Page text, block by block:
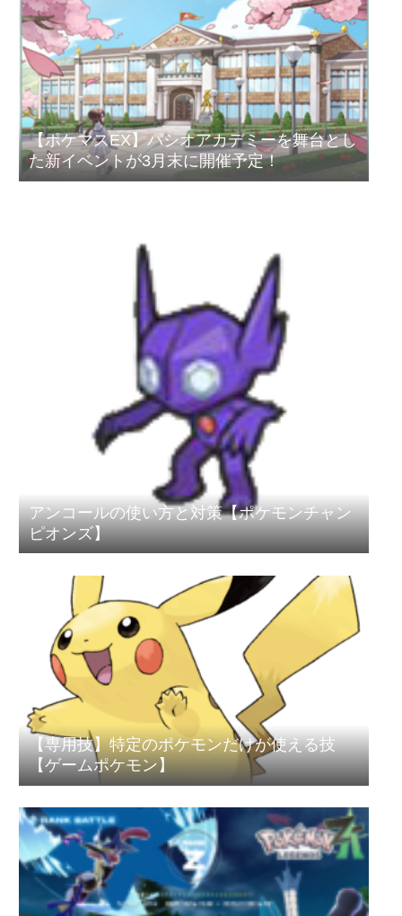
【ポケマスEX】パシオアカデミーを舞台とし
た新イベントが3月末に開催予定！
アンコールの使い方と対策【ポケモンチャン
ピオンズ】
【専用技】特定のポケモンだけが使える技
【ゲームポケモン】